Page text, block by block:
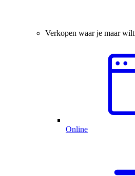
Verkopen waar je maar wilt
Online